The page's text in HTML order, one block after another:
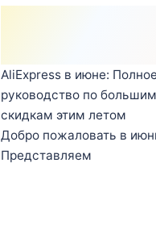
AliExpress в июне: Полное
руководство по большим
скидкам этим летом
Добро пожаловать в
Представляем